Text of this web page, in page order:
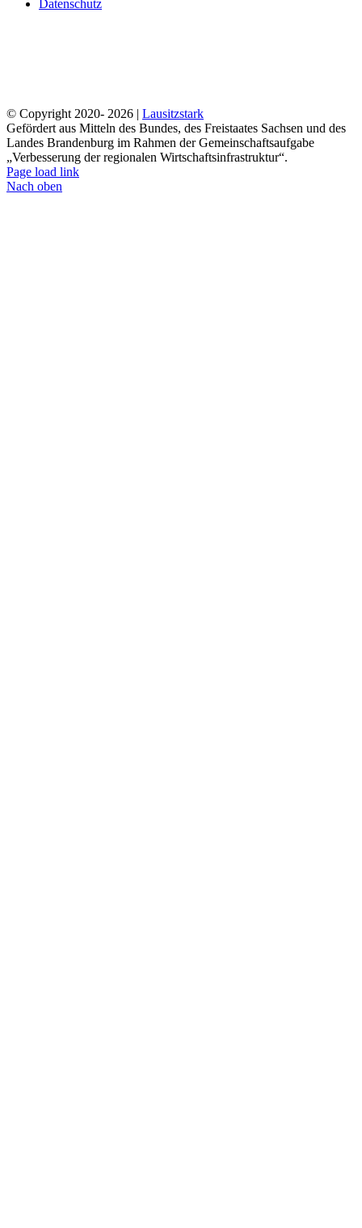
Datenschutz
© Copyright 2020- 2026 | Lausitzstark
Gefördert aus Mitteln des Bundes, des Freistaates Sachsen und des
Landes Brandenburg im Rahmen der Gemeinschaftsaufgabe
„Verbesserung der regionalen Wirtschaftsinfrastruktur“.
Page load link
Nach oben